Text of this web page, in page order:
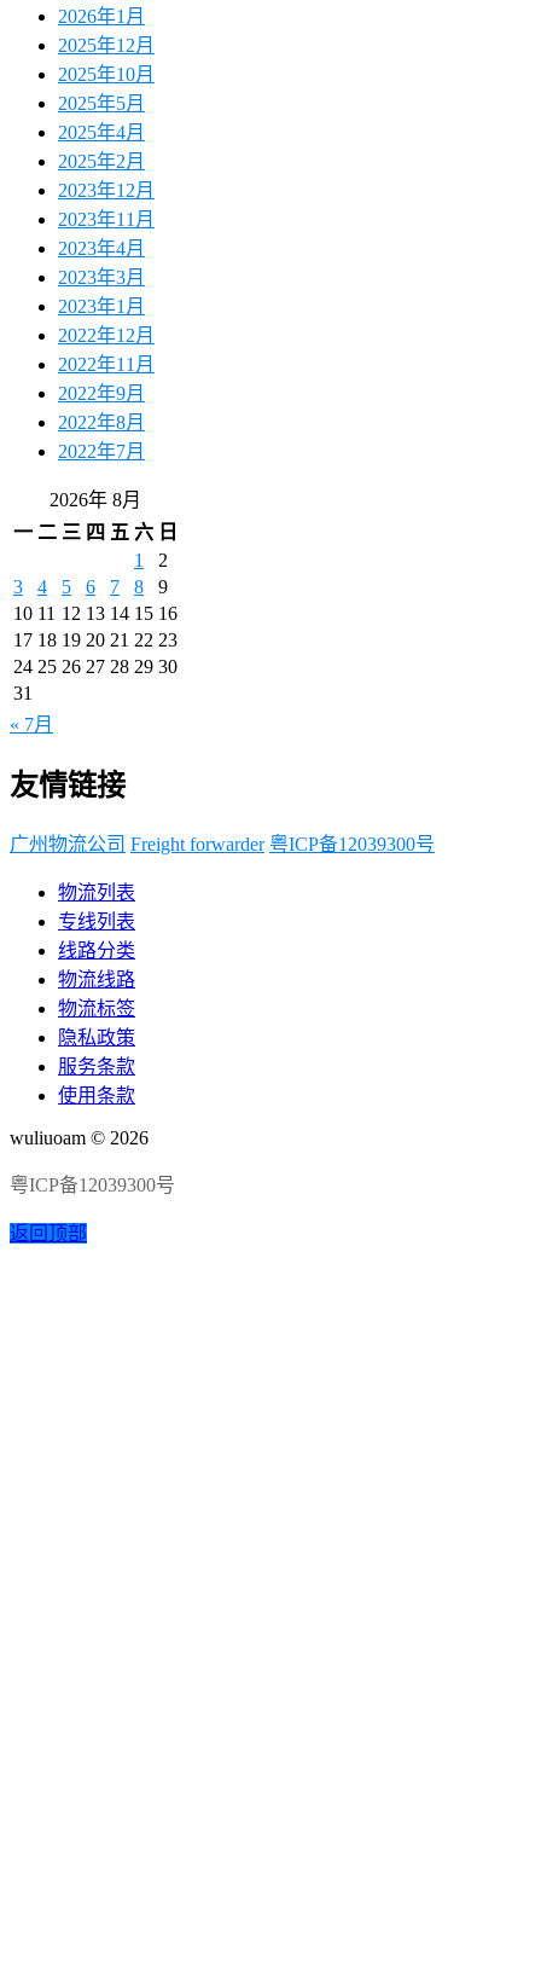
2026年1月
2025年12月
2025年10月
2025年5月
2025年4月
2025年2月
2023年12月
2023年11月
2023年4月
2023年3月
2023年1月
2022年12月
2022年11月
2022年9月
2022年8月
2022年7月
2026年 8月
一 二 三 四 五 六 日
1
2
3
4 5 6 7 8
9
10 11 12 13 14 15 16
17 18 19 20 21 22 23
24 25 26 27 28 29 30
31
« 7月
友情链接
广州物流公司 Freight forwarder 粤ICP备12039300号
物流列表
专线列表
线路分类
物流线路
物流标签
隐私政策
服务条款
使用条款
wuliuoam © 2026
粤ICP备12039300号
返回顶部